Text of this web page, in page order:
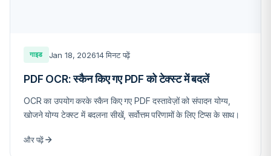
गाइड Jan 18, 202614 मिनट पढ़ें
PDF OCR: स्कैन किए गए PDF को टेक्स्ट में बदलें
OCR का उपयोग करके स्कैन किए गए PDF दस्तावेज़ों को संपादन योग्य,
खोजने योग्य टेक्स्ट में बदलना सीखें, सर्वोत्तम परिणामों के लिए टिप्स के साथ।
और पढ़ें